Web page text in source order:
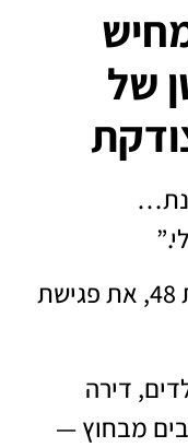
של
כך פתחה מיכל (שם בדוי), בת 48, את פגישת
ילדים, דירה
מבחוץ —